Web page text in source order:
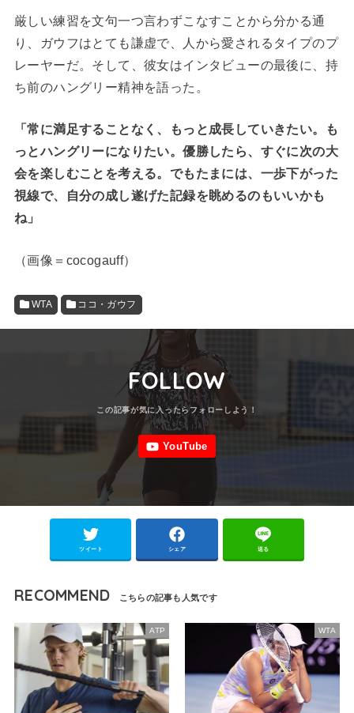
厳しい練習を文句一つ言わずこなすことから分かる通
り、ガウフはとても謙虚で、人から愛されるタイプのプ
レーヤーだ。そして、彼女はインタビューの最後に、持
ち前のハングリー精神を語った。
「常に満足することなく、もっと成長していきたい。も
っとハングリーになりたい。優勝したら、すぐに次の大
会を楽しむことを考える。でもたまには、一歩下がった
視線で、自分の成し遂げた記録を眺めるのもいいかも
ね」
（画像＝cocogauff）
WTA ココ・ガウフ
FOLLOW
ツイート シェア 送る
RECOMMEND
ATP WTA